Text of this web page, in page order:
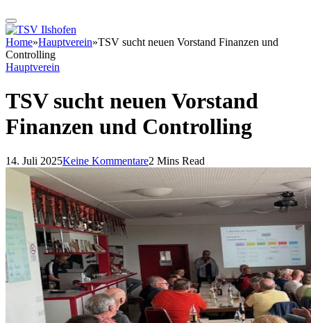
Home»Hauptverein»TSV sucht neuen Vorstand Finanzen und
Controlling
Hauptverein
TSV sucht neuen Vorstand
Finanzen und Controlling
14. Juli 2025Keine Kommentare2 Mins Read